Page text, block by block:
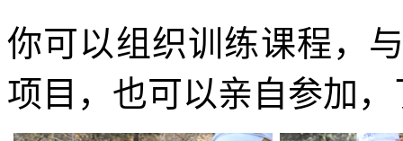
你可以组织训练课程，
项目，也可以亲自参加